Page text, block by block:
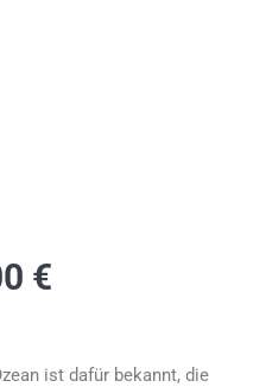
€
ist dafür bekannt, die